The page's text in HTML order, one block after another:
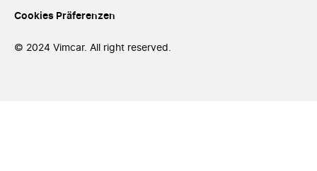
© 2024 Vimcar. All right reserved.
Cookies Präferenzen